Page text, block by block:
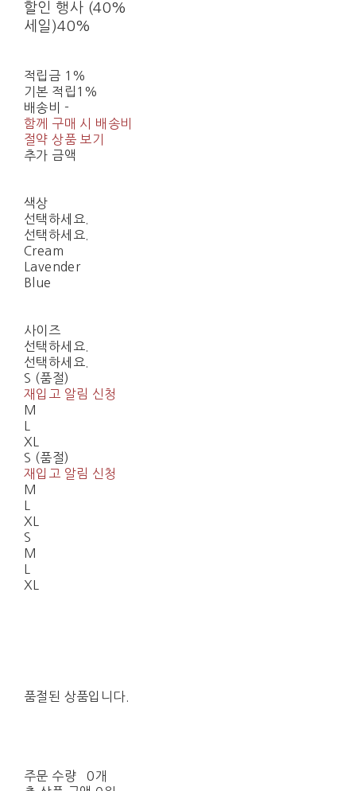
할인 행사 (40%
세일)40%
적립금 1%
기본 적립 1%
배송비 -
함께 구매 시 배송비
절약 상품 보기
추가 금액
색상
선택하세요.
선택하세요.
Cream
Lavender
Blue
사이즈
선택하세요.
선택하세요.
S (품절)
재입고 알림 신청
M
XL
S (품절)
재입고 알림 신청
M
XL
S
M
XL
품절된 상품입니다.
주문 수량
0개